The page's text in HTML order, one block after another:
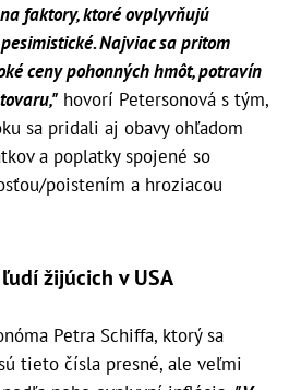
faktory, ktoré ovplyvňujú
Najviac sa pritom
ceny pohonných hmôt, potravín
hovorí Petersonová s tým,
sa pridali aj obavy ohľadom
a poplatky spojené so
poistením a hroziacou
žijúcich v USA
Petra Schiffa, ktorý sa
tieto čísla presné, ale veľmi